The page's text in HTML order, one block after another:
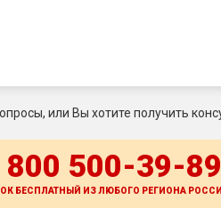
или Вы хотите получить
800 500-39-89
БЕСПЛАТНЫЙ ИЗ ЛЮБОГО РЕГИОНА